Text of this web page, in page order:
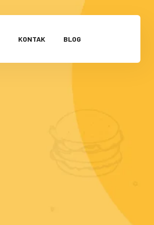
KONTAK BLOG